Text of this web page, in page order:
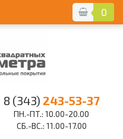
0
8 (343) 243-53-37
ПН.-ПТ.: 10.00-20.00
СБ.-ВС.: 11.00-17.00